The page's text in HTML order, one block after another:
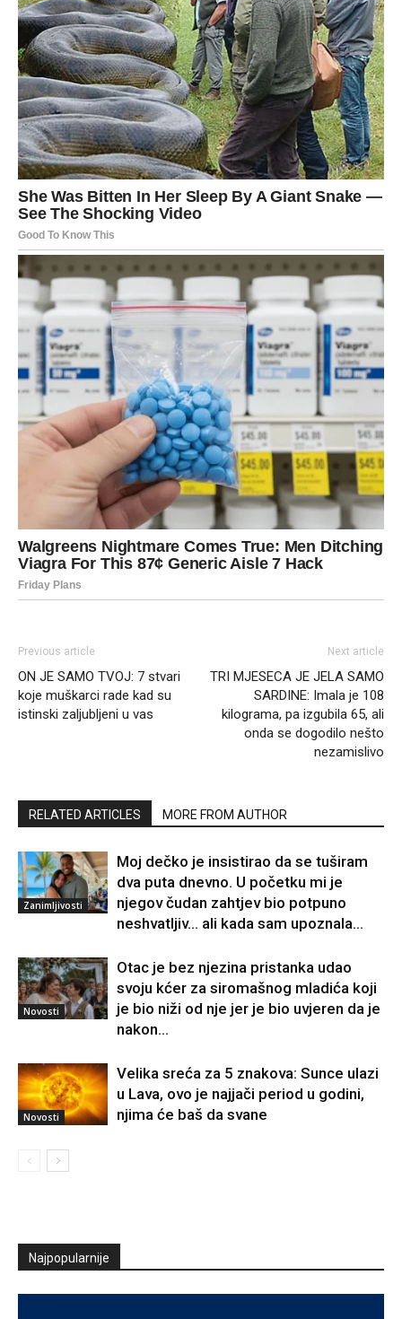
Previous article
ON JE SAMO TVOJ: 7 stvari
koje muškarci rade kad su
istinski zaljubljeni u vas
Next article
TRI MJESECA JE JELA SAMO
SARDINE: Imala je 108
kilograma, pa izgubila 65, ali
onda se dogodilo nešto
nezamislivo
RELATED ARTICLES MORE FROM AUTHOR
Zanimljivosti
Moj dečko je insistirao da se tuširam
dva puta dnevno. U početku mi je
njegov čudan zahtjev bio potpuno
neshvatljiv… ali kada sam upoznala...
Novosti
Otac je bez njezina pristanka udao
svoju kćer za siromašnog mladića koji
je bio niži od nje jer je bio uvjeren da je
nakon...
Novosti
Velika sreća za 5 znakova: Sunce ulazi
u Lava, ovo je najjači period u godini,
njima će baš da svane
Najpopularnije